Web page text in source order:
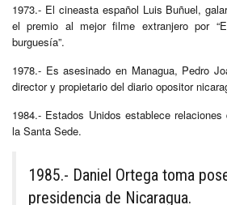
1973.- El cineasta español Luis Buñuel,
el premio al mejor filme extranjero por
burguesía”.
1978.- Es asesinado en Managua, Pedro
director y propietario del diario opositor
1984.- Estados Unidos establece
la Santa Sede.
1985.- Daniel Ortega toma
presidencia de Nicaragua.